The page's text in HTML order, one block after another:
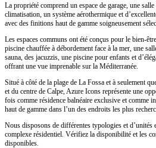
La propriété comprend un espace de garage, une
climatisation, un système aérothermique et
avec des finitions haut de gamme soigneusement
Les espaces communs ont été conçus pour le bien-
piscine chauffée à débordement face à la mer, une
sauna, des jacuzzis, une piscine pour enfants et
offrant une vue imprenable sur la Méditerranée.
Situé à côté de la plage de La Fossa et à seulement
et du centre de Calpe, Azure Icons représente une
fois comme résidence balnéaire exclusive et comme
haut de gamme dans l’un des endroits les plus
Nous disposons de différentes typologies et d’unités
complexe résidentiel. Vérifiez la disponibilité et les
disponibles.